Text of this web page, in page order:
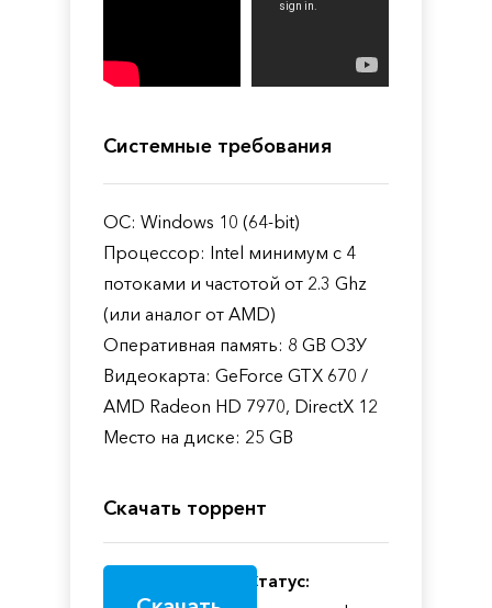
Системные требования
ОС: Windows 10 (64-bit)
Процессор: Intel минимум с 4
потоками и частотой от 2.3 Ghz
(или аналог от AMD)
Оперативная память: 8 GB ОЗУ
Видеокарта: GeForce GTX 670 /
AMD Radeon HD 7970, DirectX 12
Место на диске: 25 GB
Скачать торрент
Статус: